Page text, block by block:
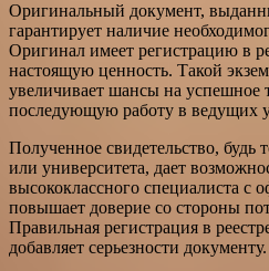
Оригинальный документ,
гарантирует наличие
Оригинал имеет регистрацию в
настоящую ценность. Такой
увеличивает шансы на успешное
последующую работу в ведущих
Полученное свидетельство, будь
или университета, дает
высококлассного специалиста с
повышает доверие со стороны
Правильная регистрация в
добавляет серьезности документу.